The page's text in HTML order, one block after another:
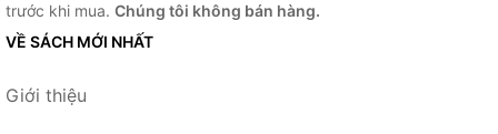
trước khi mua. Chúng tôi không bán hàng.
VỀ SÁCH MỚI NHẤT
Giới thiệu